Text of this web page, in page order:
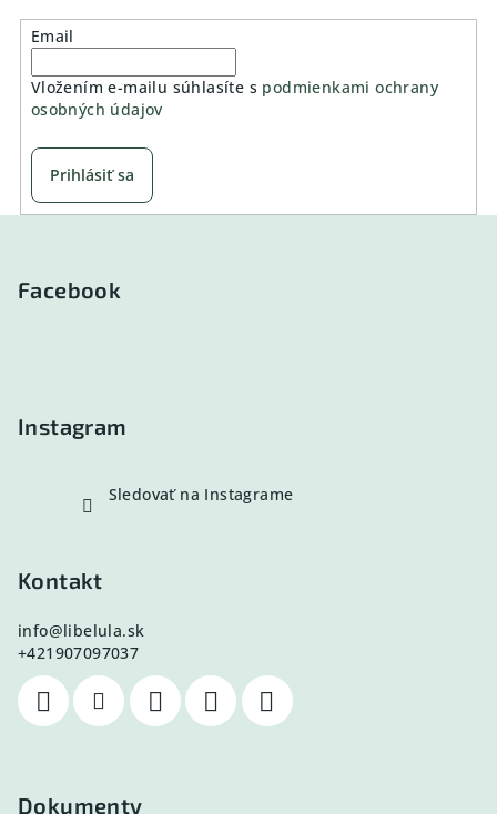
Email
Vložením e-mailu súhlasíte s podmienkami ochrany
osobných údajov
Prihlásiť sa
Facebook
Instagram
Sledovať na Instagrame
Kontakt
info@libelula.sk
+421907097037
Dokumenty